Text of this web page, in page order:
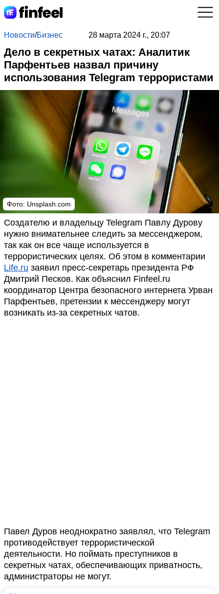
Новости/Бизнес 28 марта 2024 г., 20:07
Дело в секретных чатах: Аналитик
Парфентьев назвал причину
использования Telegram террористами
Фото: Unsplash.com
Создателю и владельцу Telegram Павлу Дурову
нужно внимательнее следить за мессенджером,
так как он все чаще используется в
террористических целях. Об этом в комментарии
Life.ru заявил пресс-секретарь президента РФ
Дмитрий Песков. Как объяснил Finfeel.ru
координатор Центра безопасного интернета Урван
Парфентьев, претензии к мессенджеру могут
возникать из-за секретных чатов.
Павел Дуров неоднократно заявлял, что Telegram
противодействует террористической
деятельности. Но поймать преступников в
секретных чатах, обеспечивающих приватность,
администраторы не могут.